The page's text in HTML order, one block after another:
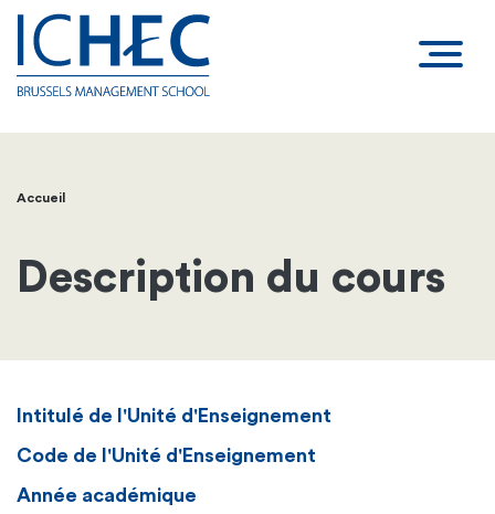
Fil
d'Ariane
Accueil
Description du cours
Intitulé de l'Unité d'Enseignement
Code de l'Unité d'Enseignement
Année académique